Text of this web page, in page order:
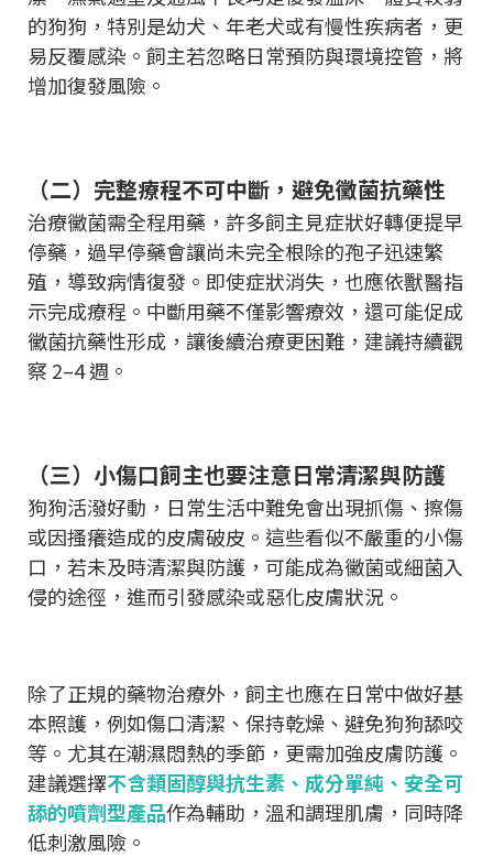
的狗狗，特別是幼犬、年老犬或有慢性疾病者，更
易反覆感染。飼主若忽略日常預防與環境控管，將
增加復發風險。
（二）完整療程不可中斷，避免黴菌抗藥性
治療黴菌需全程用藥，許多飼主見症狀好轉便提早
停藥，過早停藥會讓尚未完全根除的孢子迅速繁
殖，導致病情復發。即使症狀消失，也應依獸醫指
示完成療程。中斷用藥不僅影響療效，還可能促成
黴菌抗藥性形成，讓後續治療更困難，建議持續觀
察 2–4 週。
（三）小傷口飼主也要注意日常清潔與防護
狗狗活潑好動，日常生活中難免會出現抓傷、擦傷
或因搔癢造成的皮膚破皮。這些看似不嚴重的小傷
口，若未及時清潔與防護，可能成為黴菌或細菌入
侵的途徑，進而引發感染或惡化皮膚狀況。
除了正規的藥物治療外，飼主也應在日常中做好基
本照護，例如傷口清潔、保持乾燥、避免狗狗舔咬
等。尤其在潮濕悶熱的季節，更需加強皮膚防護。
建議選擇不含類固醇與抗生素、成分單純、安全可
舔的噴劑型產品作為輔助，溫和調理肌膚，同時降
低刺激風險。